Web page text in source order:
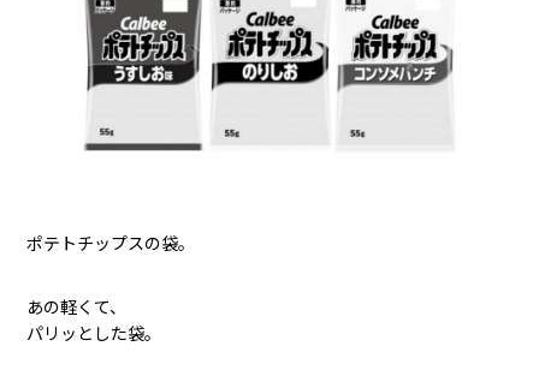
ポテトチップスの袋。
あの軽くて、
パリッとした袋。